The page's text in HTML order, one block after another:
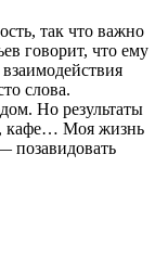
так что важно
говорит, что ему
слова.
Но результаты
кафе… Моя жизнь
позавидовать